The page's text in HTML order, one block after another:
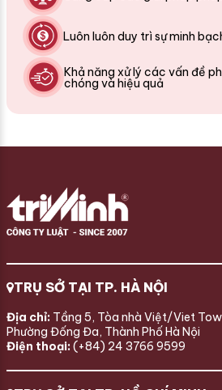
Luôn luôn duy trì sự minh
Khả năng xử lý các vấn đề
chóng và hiệu quả
TRỤ SỞ TẠI TP. HÀ NỘI
Địa chỉ: Tầng 5, Tòa nhà Việt/Viet
Phường Đống Đa, Thành Phố Hà Nội
Điện thoại: (+84) 24 3766 9599